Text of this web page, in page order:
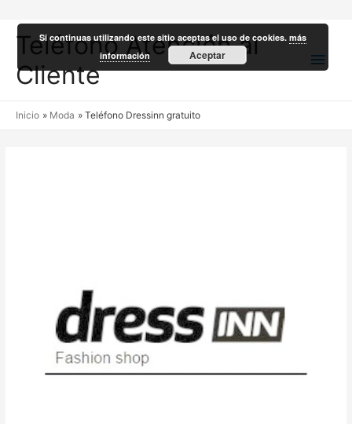
Teléfono Atención al
Cliente
Inicio Moda Teléfono Dressinn gratuito
Si continuas utilizando este sitio aceptas el uso de cookies.más
información
Aceptar